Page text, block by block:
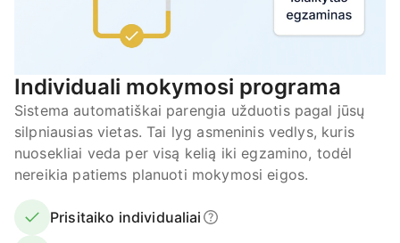
Individuali mokymosi programa
Sistema automatiškai parengia užduotis pagal jūsų
silpniausias vietas. Tai lyg asmeninis vedlys, kuris
nuosekliai veda per visą kelią iki egzamino, todėl
nereikia patiems planuoti mokymosi eigos.
Prisitaiko individualiai